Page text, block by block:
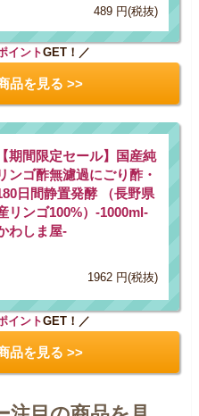
489 円(税抜)
イントGET！／
品を見る >>
【期間限定セール】国産純
ンゴ酢無濾過にごり酢・
日間静置発酵 （長野県
リンゴ100%）-1000ml-
わしま屋-
1962 円(税抜)
イントGET！／
品を見る >>